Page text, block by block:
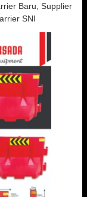
Baru, Supplier
SNI